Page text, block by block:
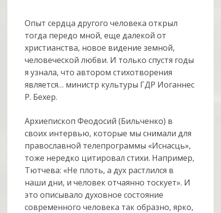
Опыт сердца другого человека открыл
тогда передо мной, еще далекой от
христианства, новое видение земной,
человеческой любви. И только спустя годы
я узнала, что автором стихотворения
является… министр культуры ГДР Иоганнес
Р. Бехер.
Архиепископ Феодосий (Бильченко) в
своих интервью, которые мы снимали для
православной телепрограммы «Иснасць»,
тоже нередко цитировал стихи. Например,
Тютчева: «Не плоть, а дух растлился в
наши дни, и человек отчаянно тоскует». И
это описывало духовное состояние
современного человека так образно, ярко,